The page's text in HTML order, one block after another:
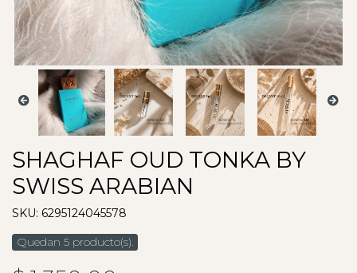
SHAGHAF OUD TONKA BY
SWISS ARABIAN
SKU: 6295124045578
Quedan 5 producto(s).